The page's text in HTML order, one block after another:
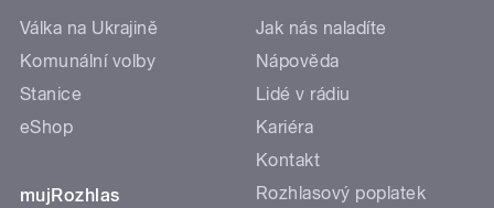
Válka na Ukrajině
Komunální volby
Stanice
eShop
mujRozhlas
Jak nás naladíte
Nápověda
Lidé v rádiu
Kariéra
Kontakt
Rozhlasový poplatek